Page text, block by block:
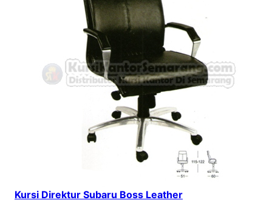
Kursi Direktur Subaru Boss Leather